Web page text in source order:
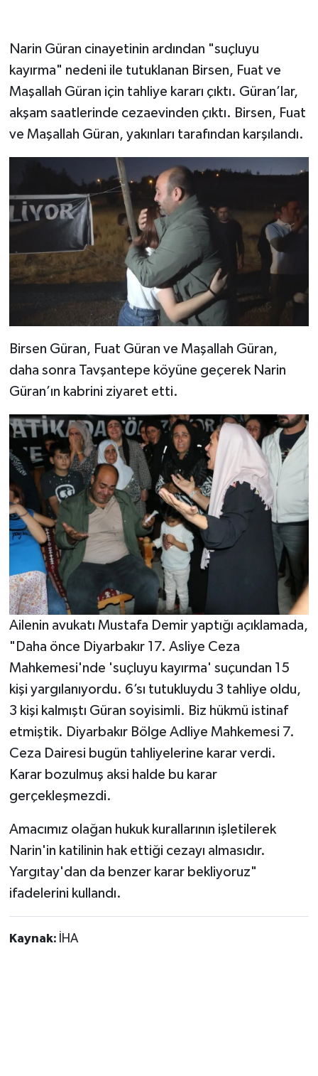
Narin Güran cinayetinin ardından "suçluyu
kayırma" nedeni ile tutuklanan Birsen, Fuat ve
Maşallah Güran için tahliye kararı çıktı. Güran’lar,
akşam saatlerinde cezaevinden çıktı. Birsen, Fuat
ve Maşallah Güran, yakınları tarafından karşılandı.
Birsen Güran, Fuat Güran ve Maşallah Güran,
daha sonra Tavşantepe köyüne geçerek Narin
Güran’ın kabrini ziyaret etti.
Ailenin avukatı Mustafa Demir yaptığı açıklamada,
"Daha önce Diyarbakır 17. Asliye Ceza
Mahkemesi'nde 'suçluyu kayırma' suçundan 15
kişi yargılanıyordu. 6’sı tutukluydu 3 tahliye oldu,
3 kişi kalmıştı Güran soyisimli. Biz hükmü istinaf
etmiştik. Diyarbakır Bölge Adliye Mahkemesi 7.
Ceza Dairesi bugün tahliyelerine karar verdi.
Karar bozulmuş aksi halde bu karar
gerçekleşmezdi.
Amacımız olağan hukuk kurallarının işletilerek
Narin'in katilinin hak ettiği cezayı almasıdır.
Yargıtay'dan da benzer karar bekliyoruz"
ifadelerini kullandı.
Kaynak: İHA